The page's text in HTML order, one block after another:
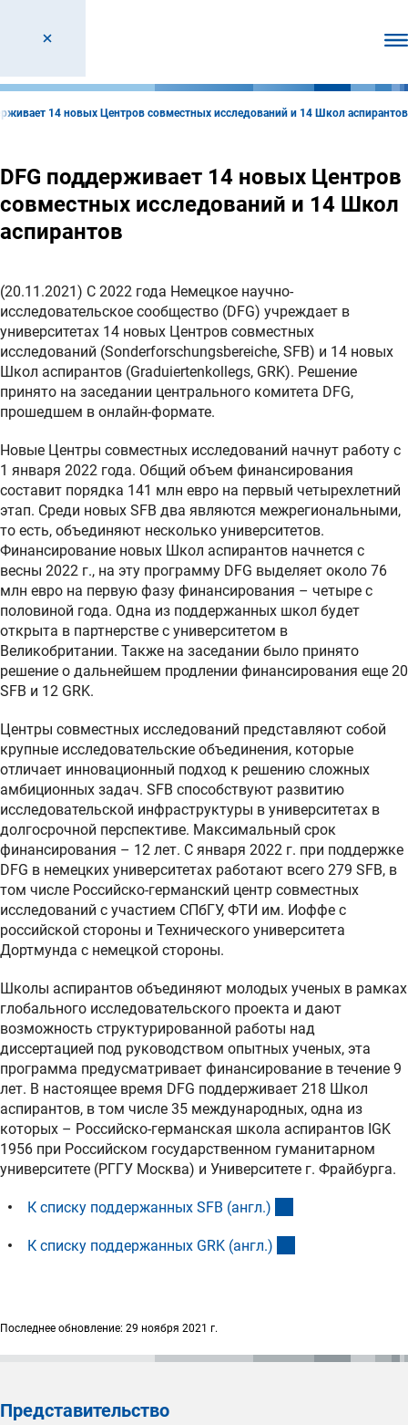
14 новых Центров совместных исследований и 14 Школ аспирантов
DFG поддерживает 14 новых Центров
совместных исследований и 14 Школ
аспирантов
(20.11.2021) С 2022 года Немецкое научно-
исследовательское сообщество (DFG) учреждает в
университетах 14 новых Центров совместных
исследований (Sonderforschungsbereiche, SFB) и 14 новых
Школ аспирантов (Graduiertenkollegs, GRK). Решение
принято на заседании центрального комитета DFG,
прошедшем в онлайн-формате.
Новые Центры совместных исследований начнут работу с
1 января 2022 года. Общий объем финансирования
составит порядка 141 млн евро на первый четырехлетний
этап. Среди новых SFB два являются межрегиональными,
то есть, объединяют несколько университетов.
Финансирование новых Школ аспирантов начнется с
весны 2022 г., на эту программу DFG выделяет около 76
млн евро на первую фазу финансирования – четыре с
половиной года. Одна из поддержанных школ будет
открыта в партнерстве с университетом в
Великобритании. Также на заседании было принято
решение о дальнейшем продлении финансирования еще 20
SFB и 12 GRK.
Центры совместных исследований представляют собой
крупные исследовательские объединения, которые
отличает инновационный подход к решению сложных
амбиционных задач. SFB способствуют развитию
исследовательской инфраструктуры в университетах в
долгосрочной перспективе. Максимальный срок
финансирования – 12 лет. С января 2022 г. при поддержке
DFG в немецких университетах работают всего 279 SFB, в
том числе Российско-германский центр совместных
исследований с участием СПбГУ, ФТИ им. Иоффе с
российской стороны и Технического университета
Дортмунда с немецкой стороны.
Школы аспирантов объединяют молодых ученых в рамках
глобального исследовательского проекта и дают
возможность структурированной работы над
диссертацией под руководством опытных ученых, эта
программа предусматривает финансирование в течение 9
лет. В настоящее время DFG поддерживает 218 Школ
аспирантов, в том числе 35 международных, одна из
которых – Российско-германская школа аспирантов IGK
1956 при Российском государственном гуманитарном
университете (РГГУ Москва) и Университете г. Фрайбурга.
К списку поддержанных SFB (англ.)
К списку поддержанных GRK (англ.)
Последнее обновление: 29 ноября 2021 г.
Представительство